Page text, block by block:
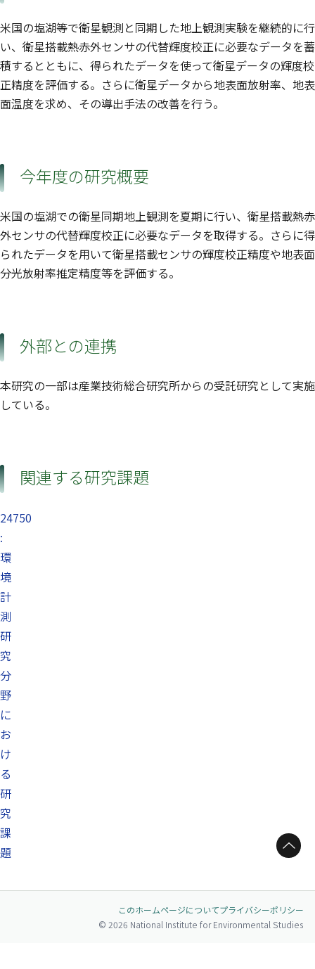
米国の塩湖等で衛星観測と同期した地上観測実験を継続的に行
い、衛星搭載熱赤外センサの代替輝度校正に必要なデータを蓄
積するとともに、得られたデータを使って衛星データの輝度校
正精度を評価する。さらに衛星データから地表面放射率、地表
面温度を求め、その導出手法の改善を行う。
今年度の研究概要
米国の塩湖での衛星同期地上観測を夏期に行い、衛星搭載熱赤
外センサの代替輝度校正に必要なデータを取得する。さらに得
られたデータを用いて衛星搭載センサの輝度校正精度や地表面
分光放射率推定精度等を評価する。
外部との連携
本研究の一部は産業技術総合研究所からの受託研究として実施
している。
関連する研究課題
24750
:
環
境
計
測
研
究
分
野
に
お
け
る
研
究
課
題
ページトップへ
このホームページについてプライバシーポリシー
© 2026 National Institute for Environmental Studies